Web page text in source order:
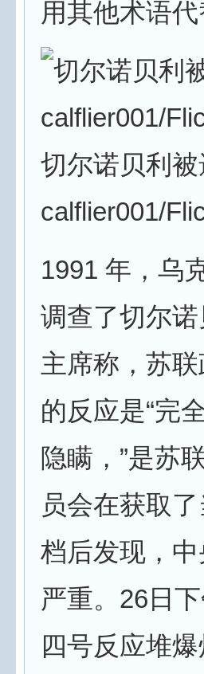
用其他术语代
切尔诺贝利
calflier001/
1991 年，乌
调查了切尔
主席称，苏
的反应是“完
隐瞒，”是苏
员会在获取
档后发现，
严重。26日
四号反应堆